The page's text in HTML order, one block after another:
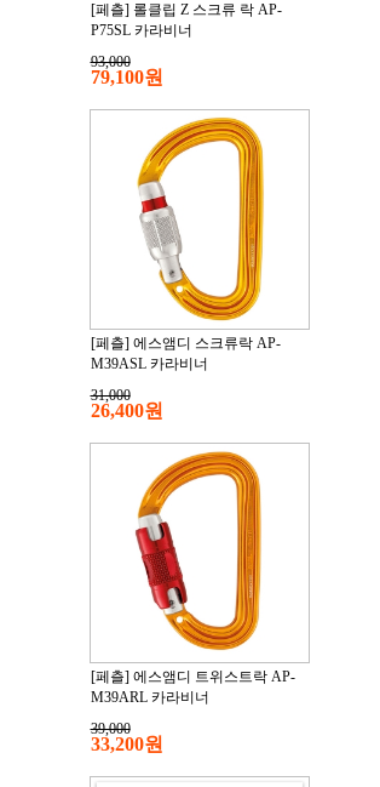
[페츨] 롤클립 Z 스크류 락 AP-
P75SL 카라비너
93,000
79,100원
[페츨] 에스앰디 스크류락 AP-
M39ASL 카라비너
31,000
26,400원
[페츨] 에스앰디 트위스트락 AP-
M39ARL 카라비너
39,000
33,200원